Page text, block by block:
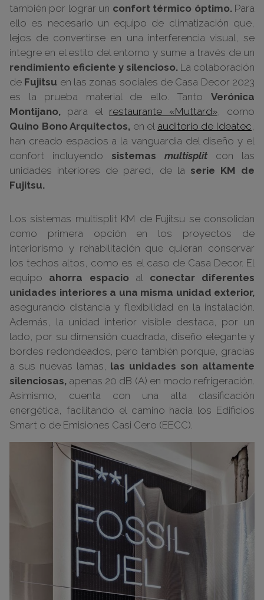
también por lograr un confort térmico óptimo.Para
ello es necesario un equipo de climatización que,
lejos de convertirse en una interferencia visual, se
integre en el estilo del entorno y sume a través de un
rendimiento eficiente y silencioso. La colaboración
de Fujitsu en las zonas sociales de Casa Decor 2023
es la prueba material de ello. Tanto Verónica
Montijano, para el restaurante «Muttard», como
Quino Bono Arquitectos, en el auditorio de Ideatec
han creado espacios a la vanguardia del diseño y el
confort incluyendo sistemas multisplit
con las
unidades interiores de pared, de la serie KM de
Fujitsu.
Los sistemas multisplit KM de Fujitsu se consolidan
como primera opción en los proyectos de
interiorismo y rehabilitación que quieran conservar
los techos altos, como es el caso de Casa Decor. El
equipo ahorra espacioal conectar diferentes
unidades interiores a una misma unidad exterior,
asegurando distancia y flexibilidad en la instalación.
Además, la unidad interior visible destaca, por un
lado, por su dimensión cuadrada, diseño elegante y
bordes redondeados, pero también porque, gracias
a sus nuevas lamas, las unidades son altamente
silenciosas, apenas 20 dB (A) en modo refrigeración.
Asimismo, cuenta con una alta clasificación
energética, facilitando el camino hacia los Edificios
Smart o de Emisiones Casi Cero (EECC).